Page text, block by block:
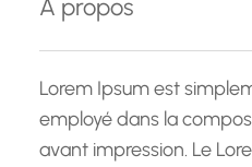
r
c
h
À propos
Lorem Ipsum est
employé dans la
avant impression. Le